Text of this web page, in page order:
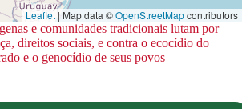
Leaflet | Map data ©OpenStreetMapcontributors
e comunidades tradicionais lutam por
direitos sociais, e contra o ecocídio do
e o genocídio de seus povos